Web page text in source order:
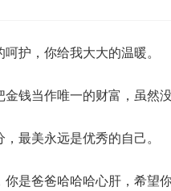
护，你给我大大的温暖。
钱当作唯一的财富，虽然
最美永远是优秀的自己。
是爸爸哈哈哈心肝，希望